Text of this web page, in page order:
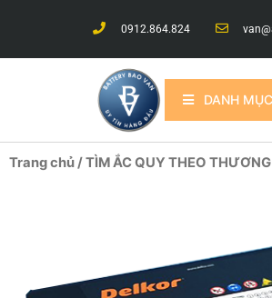
0912.864.824
DANH
Trang chủ/TÌM ẮC QUY THEO THƯƠNG